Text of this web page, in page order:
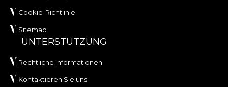
Cookie-Richtlinie
Sitemap
UNTERSTÜTZUNG
Rechtliche Informationen
Kontaktieren Sie uns